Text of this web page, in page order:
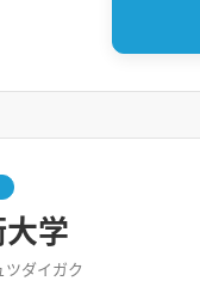
学
ツダイガク